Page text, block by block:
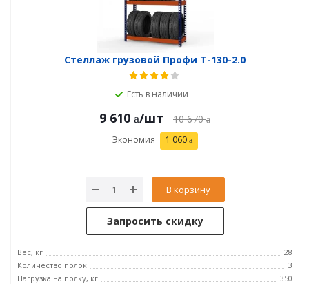
Стеллаж грузовой Профи Т-130-2.0
Есть в наличии
9 610 /шт 10 670
Экономия 1 060
В корзину
Запросить скидку
Вес, кг
28
Количество полок
3
Нагрузка на полку, кг
350